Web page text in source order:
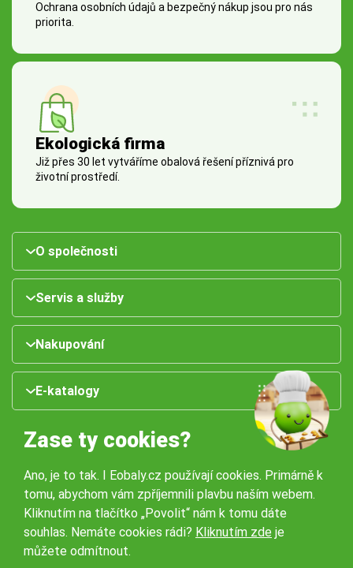
Ochrana osobních údajů a bezpečný nákup jsou pro nás
priorita.
Ekologická firma
Již přes 30 let vytváříme obalová řešení příznivá pro
životní prostředí.
O společnosti
Servis a služby
Nakupování
E-katalogy
Naše pobočky:
Zase ty cookies?
Ano, je to tak. I Eobaly.cz používají cookies. Primárně k
tomu, abychom vám zpříjemnili plavbu naším webem.
Kliknutím na tlačítko „Povolit“ nám k tomu dáte
souhlas. Nemáte cookies rádi? Kliknutím zde je
můžete odmítnout.